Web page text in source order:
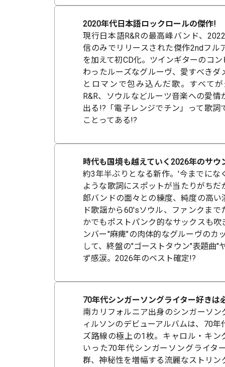
2020年代日本語ロックロールの傑作!
現行日本語R&Rの最高峰バンド、
信のみでリリースされた傑作2ndフル
を加えて初CD化。ツインギターのコ
わったルーズなグルーヴ、愛すべきダ
とロマンで包み込んだ歌。すべて
R&R、ソウルなどルーツ音楽への愛
出る!?「電子レンジでチン」って歌詞
ことってある!?
時代も国境も越えていく2026年のサウ
約3年半ぶりとなる新作。'今までにな
ような歌詞にスポットが当たりがち
郎バンドの面々との練度、純度の高い
ド歌謡から60'sソウル、ファンクまで
かでもポストパンク的なサックスも吹
ンバー"麻痺"の肉体的なグルーヴのカ
して、終盤の"ゴーストタウン"表題曲"
ず感涙。2026年のベスト確定!?
70年代シンガーソングライター好きは
南カリフォルニア出身のシンガーソン
ィルソンのデビューアルバムは、70年
ズ路線の極上の1枚。キャロル・キン
いった70年代シンガーソングライタ
群、神秘性を増幅する流麗なストリン